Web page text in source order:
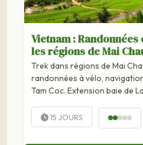
Vietnam :
les régions de Mai
Trek dans régions de Mai
randonnées à vélo,
Tam Coc. Extension baie de
région de Mai Chau à la
Blanc et Muong dans des
15 JOURS